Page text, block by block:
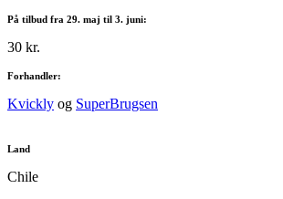
På tilbud fra 29. maj til 3. juni:
30 kr.
Forhandler:
Kvickly og SuperBrugsen
Land
Chile